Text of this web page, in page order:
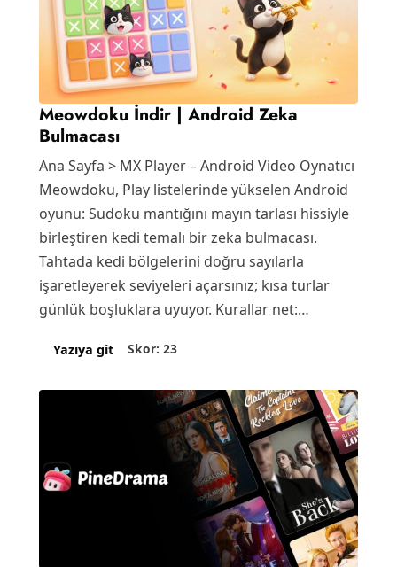
Meowdoku İndir | Android Zeka
Bulmacası
Ana Sayfa > MX Player – Android Video Oynatıcı
Meowdoku, Play listelerinde yükselen Android
oyunu: Sudoku mantığını mayın tarlası hissiyle
birleştiren kedi temalı bir zeka bulmacası.
Tahtada kedi bölgelerini doğru sayılarla
işaretleyerek seviyeleri açarsınız; kısa turlar
günlük boşluklara uyuyor. Kurallar net:…
Yazıya git Skor: 23